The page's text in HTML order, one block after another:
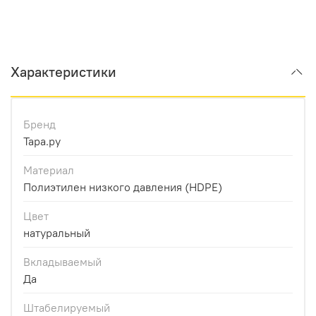
Характеристики
Бренд
Тара.ру
Материал
Полиэтилен низкого давления (HDPE)
Цвет
натуральный
Вкладываемый
Да
Штабелируемый